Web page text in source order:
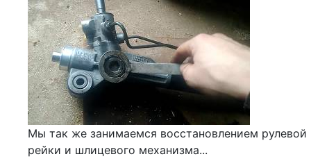
Мы так же занимаемся восстановлением рулевой
рейки и шлицевого механизма...